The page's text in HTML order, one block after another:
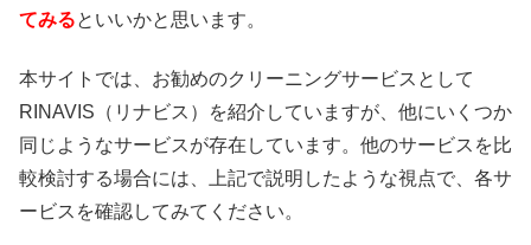
てみるといいかと思います。
本サイトでは、お勧めのクリーニングサービスとして
RINAVIS（リナビス）を紹介していますが、他にいくつか
同じようなサービスが存在しています。他のサービスを比
較検討する場合には、上記で説明したような視点で、各サ
ービスを確認してみてください。